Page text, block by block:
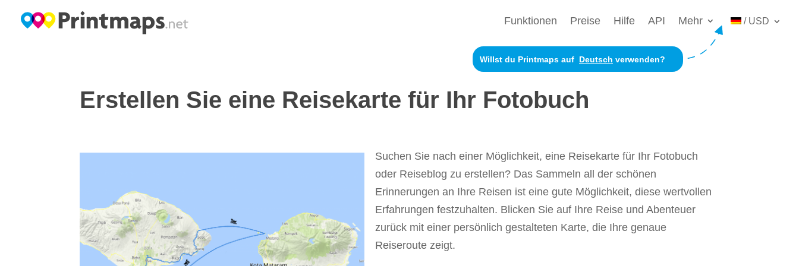
Funktionen Preise Hilfe API Mehr / USD
Erstellen Sie eine Reisekarte für Ihr Fotobuch
Suchen Sie nach einer Möglichkeit, eine Reisekarte für Ihr Fotobuch
oder Reiseblog zu erstellen? Das Sammeln all der schönen
Erinnerungen an Ihre Reisen ist eine gute Möglichkeit, diese wertvollen
Erfahrungen festzuhalten. Blicken Sie auf Ihre Reise und Abenteuer
zurück mit einer persönlich gestalteten Karte, die Ihre genaue
Reiseroute zeigt.
Willst du Printmaps auf Deutsch verwenden?